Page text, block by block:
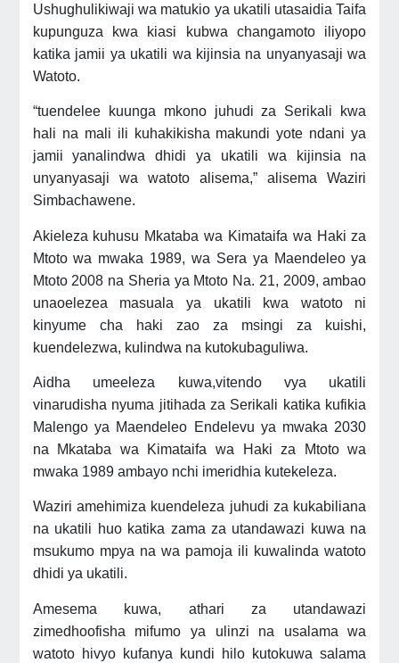
Ushughulikiwaji wa matukio ya ukatili utasaidia Taifa
kupunguza kwa kiasi kubwa changamoto iliyopo
katika jamii ya ukatili wa kijinsia na unyanyasaji wa
Watoto.
“tuendelee kuunga mkono juhudi za Serikali kwa
hali na mali ili kuhakikisha makundi yote ndani ya
jamii yanalindwa dhidi ya ukatili wa kijinsia na
unyanyasaji wa watoto alisema,” alisema Waziri
Simbachawene.
Akieleza kuhusu Mkataba wa Kimataifa wa Haki za
Mtoto wa mwaka 1989, wa Sera ya Maendeleo ya
Mtoto 2008 na Sheria ya Mtoto Na. 21, 2009, ambao
unaoelezea masuala ya ukatili kwa watoto ni
kinyume cha haki zao za msingi za kuishi,
kuendelezwa, kulindwa na kutokubaguliwa.
Aidha umeeleza kuwa,vitendo vya ukatili
vinarudisha nyuma jitihada za Serikali katika kufikia
Malengo ya Maendeleo Endelevu ya mwaka 2030
na Mkataba wa Kimataifa wa Haki za Mtoto wa
mwaka 1989 ambayo nchi imeridhia kutekeleza.
Waziri amehimiza kuendeleza juhudi za kukabiliana
na ukatili huo katika zama za utandawazi kuwa na
msukumo mpya na wa pamoja ili kuwalinda watoto
dhidi ya ukatili.
Amesema kuwa, athari za utandawazi
zimedhoofisha mifumo ya ulinzi na usalama wa
watoto hivyo kufanya kundi hilo kutokuwa salama